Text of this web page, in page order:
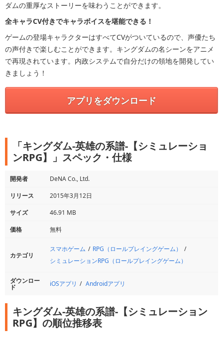
ダムの重厚なストーリーを味わうことができます。
全キャラCV付きでキャラボイスを堪能できる！
ゲームの登場キャラクターはすべてCVがついているので、声優たち
の声付きで楽しむことができます。キングダムの名シーンをアニメ
で再現されています。内政システムで自分だけの領地を開発してい
きましょう！
アプリをダウンロード
「キングダム-英雄の系譜-【シミュレーショ
ンRPG】」スペック・仕様
開発者
DeNA Co., Ltd.
リリース
2015年3月12日
サイズ
46.91 MB
価格
無料
カテゴリ
スマホゲーム
RPG（ロールプレイングゲーム）
シミュレーションRPG（ロールプレイングゲーム）
ダウンロー
ド iOSアプリ Androidアプリ
キングダム-英雄の系譜-【シミュレーション
RPG】の順位推移表